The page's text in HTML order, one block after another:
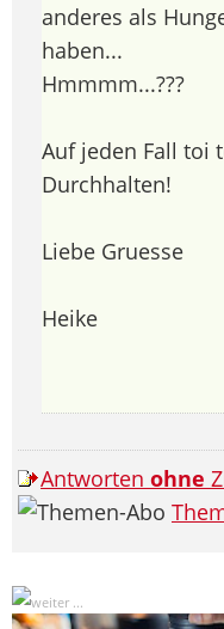
anderes als
haben...
Hmmmm...???
Auf jeden Fall toi
Durchhalten!
Liebe Gruesse
Heike
Antworten ohne